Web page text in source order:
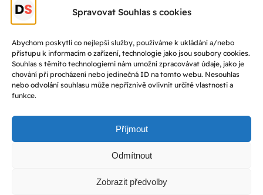
Spravovat Souhlas s cookies
Abychom poskytli co nejlepší služby, používáme k ukládání a/nebo
přístupu k informacím o zařízení, technologie jako jsou soubory cookies.
Souhlas s těmito technologiemi nám umožní zpracovávat údaje, jako je
chování při procházení nebo jedinečná ID na tomto webu. Nesouhlas
nebo odvolání souhlasu může nepříznivě ovlivnit určité vlastnosti a
funkce.
Příjmout
Odmítnout
Zobrazit předvolby
stulak@dejepisnasoutez.cz
© Dějepisná soutěž 2025
Facebook
YouTube